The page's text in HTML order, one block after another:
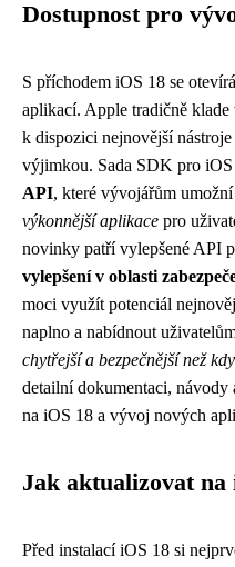
Dostupnost pro
S příchodem iOS 18 se
aplikací. Apple tradičně
k dispozici nejnovější
výjimkou. Sada SDK pro
API, které vývojářům
výkonnější aplikace pro
novinky patří vylepšené API
vylepšení v oblasti
moci využít potenciál
naplno a nabídnout
chytřejší a bezpečnější než
detailní dokumentaci, návody
na iOS 18 a vývoj nových
Jak aktualizovat na
Před instalací iOS 18 si